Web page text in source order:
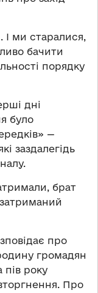
І ми старалися,
бачити
порядку
дні
було
—
заздалегідь
брат
про
громадян
пів року
Про